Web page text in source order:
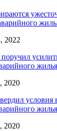
2022
жилья
2020
условия
жилья
2020